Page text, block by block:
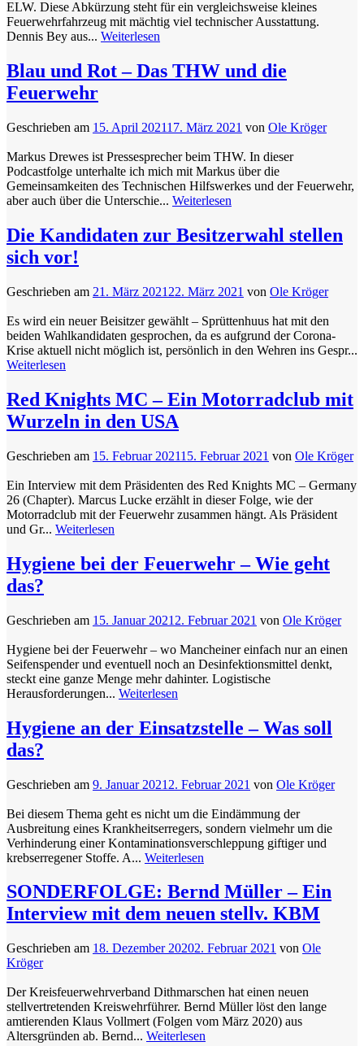
ELW. Diese Abkürzung steht für ein vergleichsweise kleines
Feuerwehrfahrzeug mit mächtig viel technischer Ausstattung.
Dennis Bey aus... Weiterlesen
Blau und Rot – Das THW und die
Feuerwehr
Geschrieben am 15. April 202117. März 2021 von Ole Kröger
Markus Drewes ist Pressesprecher beim THW. In dieser
Podcastfolge unterhalte ich mich mit Markus über die
Gemeinsamkeiten des Technischen Hilfswerkes und der Feuerwehr,
aber auch über die Unterschie... Weiterlesen
Die Kandidaten zur Besitzerwahl stellen
sich vor!
Geschrieben am 21. März 2021 22. März 2021 von Ole Kröger
Es wird ein neuer Beisitzer gewählt – Sprüttenhuus hat mit den
beiden Wahlkandidaten gesprochen, da es aufgrund der Corona-
Krise aktuell nicht möglich ist, persönlich in den Wehren ins Gespr...
Weiterlesen
Red Knights MC – Ein Motorradclub mit
Wurzeln in den USA
Geschrieben am 15. Februar 202115. Februar 2021 von Ole Kröger
Ein Interview mit dem Präsidenten des Red Knights MC – Germany
26 (Chapter). Marcus Lucke erzählt in dieser Folge, wie der
Motorradclub mit der Feuerwehr zusammen hängt. Als Präsident
und Gr... Weiterlesen
Hygiene bei der Feuerwehr – Wie geht
das?
Geschrieben am 15. Januar 2021 2. Februar 2021 von Ole Kröger
Hygiene bei der Feuerwehr – wo Mancheiner einfach nur an einen
Seifenspender und eventuell noch an Desinfektionsmittel denkt,
steckt eine ganze Menge mehr dahinter. Logistische
Herausforderungen... Weiterlesen
Hygiene an der Einsatzstelle – Was soll
das?
Geschrieben am 9. Januar 2021 2. Februar 2021 von Ole Kröger
Bei diesem Thema geht es nicht um die Eindämmung der
Ausbreitung eines Krankheitserregers, sondern vielmehr um die
Verhinderung einer Kontaminationsverschleppung giftiger und
krebserregener Stoffe. A... Weiterlesen
SONDERFOLGE: Bernd Müller – Ein
Interview mit dem neuen stellv. KBM
Geschrieben am 18. Dezember 20202. Februar 2021 von Ole
Kröger
Der Kreisfeuerwehrverband Dithmarschen hat einen neuen
stellvertretenden Kreiswehrführer. Bernd Müller löst den lange
amtierenden Klaus Vollmert (Folgen vom März 2020) aus
Altersgründen ab. Bernd... Weiterlesen